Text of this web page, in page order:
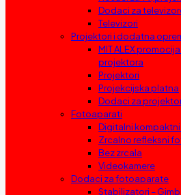
Dodaci za
Televizori
Projektori i dodatna
MIT ALEX promocija
projektora
Projektori
Projekcijska platna
Dodaci za
Fotoaparati
Digitalni
Zrcalno refleksni
Bez zrcala
Videokamere
Dodaci za fotoaparate
Stabilizatori –